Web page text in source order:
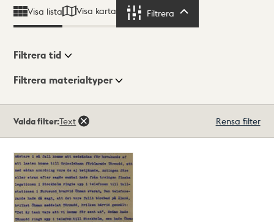
Visa lista Visa karta Filtrera
Visningsläge
Filtrera tid
Filtrera materialtyper
träffar
Valda filter:Text Rensa filter